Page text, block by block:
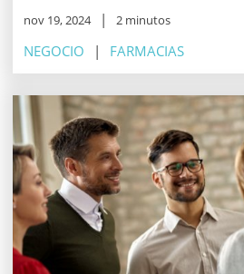
nov 19, 2024 2 minutos
NEGOCIO FARMACIAS